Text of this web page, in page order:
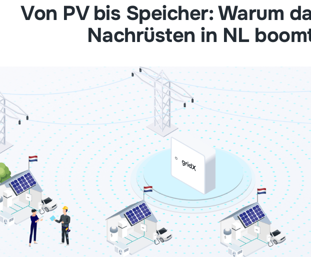
Von PV bis Speicher: Warum
Nachrüsten in NL